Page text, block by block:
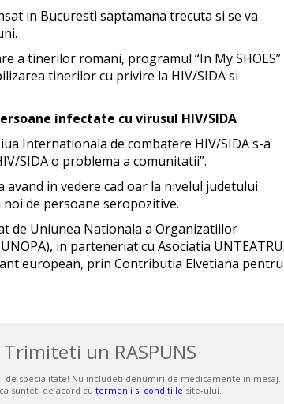
in Bucuresti saptamana trecuta si se va
a tinerilor romani, programul “In My SHOES”
tinerilor cu privire la HIV/SIDA si
infectate cu virusul HIV/SIDA
Internationala de combatere HIV/SIDA s-a
SIDA o problema a comunitatii”.
in vedere cad oar la nivelul judetului
de persoane seropozitive.
de Uniunea Nationala a Organizatiilor
in parteneriat cu Asociatia UNTEATRU.
european, prin Contributia Elvetiana pentru
un RASPUNS
specialitate! Nu includeti denumiri de medicamente in mesaj.
sunteti de acord cu termenii si conditiile site-ului.